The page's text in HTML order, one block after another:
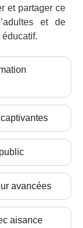
et partager ce
et de
avancées
aisance